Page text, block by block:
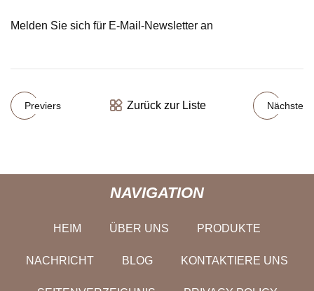
Melden Sie sich für E-Mail-Newsletter an
Previers Zurück zur Liste Nächste
NAVIGATION
HEIM ÜBER UNS PRODUKTE
NACHRICHT BLOG KONTAKTIERE UNS